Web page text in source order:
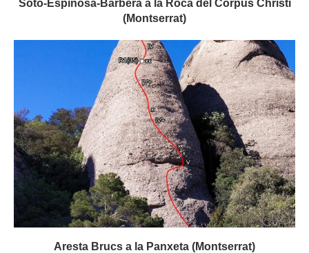
Soto-Espinosa-Barberà a la Roca del Corpus Christi
(Montserrat)
Aresta Brucs a la Panxeta (Montserrat)